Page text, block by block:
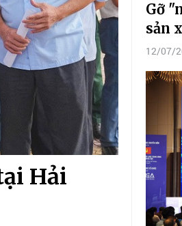
Hải
Gỡ
sản
12/07/